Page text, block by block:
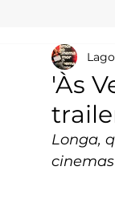
'Às
Longa,